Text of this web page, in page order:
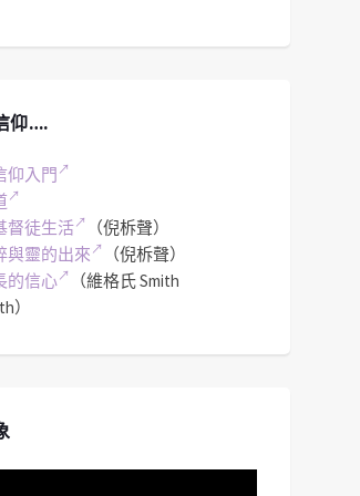
仰….
仰入門
督徒生活
（倪柝聲）
與靈的出來
（倪柝聲）
的信心
（維格氏 Smith
）